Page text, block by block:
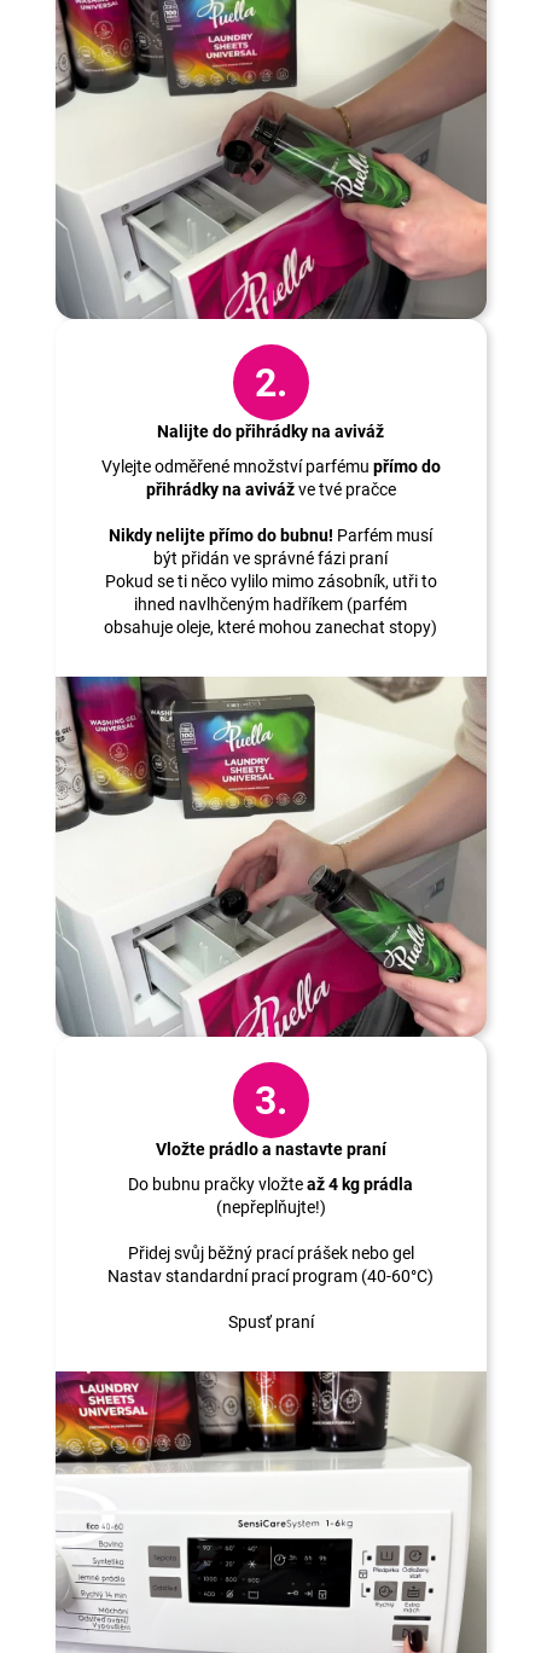
2.
Nalijte do přihrádky na aviváž
Vylejte odměřené množství parfému přímo do
přihrádky na avivážve tvé pračce
Nikdy nelijte přímo do bubnu! Parfém musí
být přidán ve správné fázi praní
Pokud se ti něco vylilo mimo zásobník, utři to
ihned navlhčeným hadříkem (parfém
obsahuje oleje, které mohou zanechat stopy)
3.
Vložte prádlo a nastavte praní
Do bubnu pračky vložteaž 4 kg prádla
(nepřeplňujte!)
Přidej svůj běžný prací prášek nebo gel
Nastav standardní prací program (40-60°C)
Spusť praní